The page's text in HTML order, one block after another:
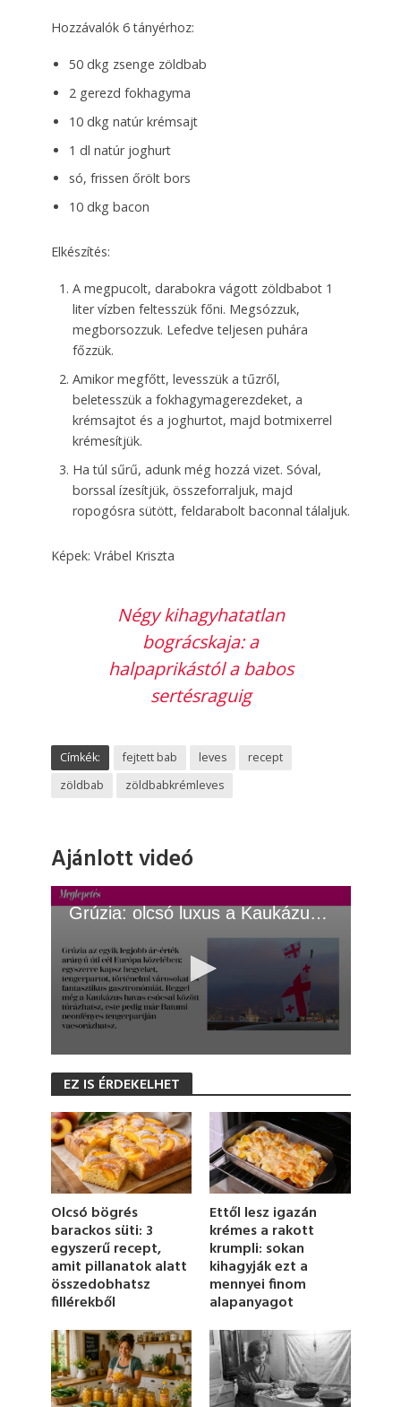
Hozzávalók 6 tányérhoz:
50 dkg zsenge zöldbab
2 gerezd fokhagyma
10 dkg natúr krémsajt
1 dl natúr joghurt
só, frissen őrölt bors
10 dkg bacon
Elkészítés:
A megpucolt, darabokra vágott zöldbabot 1
liter vízben feltesszük főni. Megsózzuk,
megborsozzuk. Lefedve teljesen puhára
főzzük.
Amikor megfőtt, levesszük a tűzről,
beletesszük a fokhagymagerezdeket, a
krémsajtot és a joghurtot, majd botmixerrel
krémesítjük.
Ha túl sűrű, adunk még hozzá vizet. Sóval,
borssal ízesítjük, összeforraljuk, majd
ropogósra sütött, feldarabolt baconnal tálaljuk.
Képek: Vrábel Kriszta
Négy kihagyhatatlan
bográcskaja: a
halpaprikástól a babos
sertésraguig
Címkék: fejtett bab leves
recept
zöldbab
zöldbabkrémleves
Ajánlott videó
Grúzia: olcsó luxus a Kaukázusban
s
o
n
d
s
o
f
m
i
n
u
t
e
,
5
s
e
c
o
EZ IS ÉRDEKELHET
Olcsó bögrés
barackos süti: 3
egyszerű recept,
amit pillanatok alatt
összedobhatsz
fillérekből
Ettől lesz igazán
krémes a rakott
krumpli: sokan
kihagyják ezt a
mennyei finom
alapanyagot